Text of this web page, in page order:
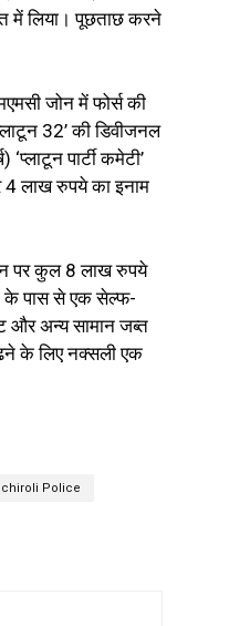
में लिया। पूछताछ करने
जोन में फोर्स की
32’ की डिवीजनल
पार्टी कमेटी’
4 लाख रुपये का इनाम
पर कुल 8 लाख रुपये
के पास से एक सेल्फ-
और अन्य सामान जब्त
के लिए नक्सली एक
Police